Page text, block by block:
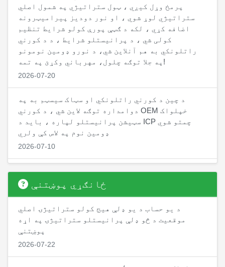
پرمخ وړل کیږي ، ټول ستراتیژي په شمول اصلي
ستراتیژي لوړ شوي ، او نور دودیز پیرامیټرونه
اضافه کړي ، لکه د ګټې پورې کولو شرایط تنظیم
کولی شي ، د پرانیستلو شرایط ، د د کورني
راتلونکي به هم آنلاین شي، د نورو ډومین نومونو
په جلا توګه چلول، مهرباني وکړئ په تمه!
2026-07-20
د چین د کورني راتلونکي او سټاک سیسټم به په
دوامداره توګه لاین شي ، د کورني OEM خپلواک
سټیشن پرانیستلو لپاره ، باید د ICP چمتو شوي
ډومین نوم په لاس کې ولري
2026-07-10
په نږدې توګه د چین د کورني راتلونکي CTP نسخه،
په کورني راتلونکي شرکتونو کې حسابونه پرانیستل
کیدی شي، د کورني راتلونکي سافټویر حسابونه د
لپاره د RMB ملاتړ کوي
2026-07-01
ځانګړي پوښتنې
د یو حساب د یو ډلې هیج کولو ستراتیژۍ اصلي
موقعیت د څو ډلې پرانیستلو ستراتیژۍ په اړه
پوښتنې
2026-07-22